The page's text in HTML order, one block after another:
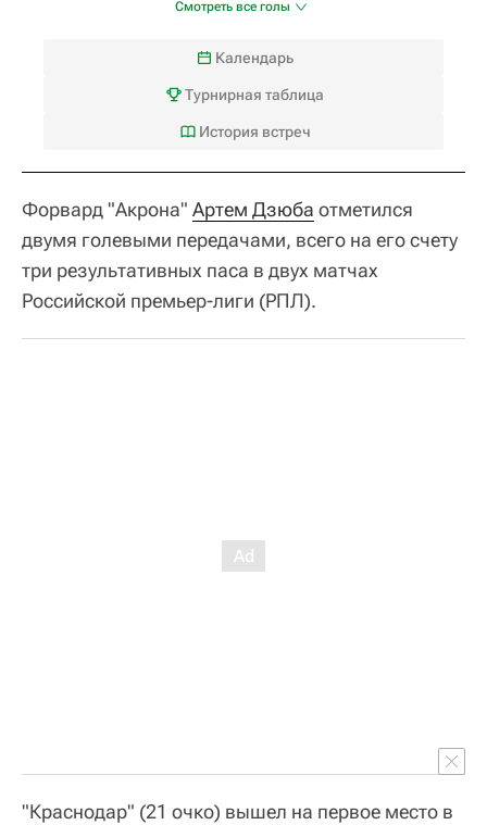
Смотреть все голы
Календарь
Турнирная таблица
История встреч
Форвард "Акрона" Артем Дзюба отметился
двумя голевыми передачами, всего на его счету
три результативных паса в двух матчах
Российской премьер-лиги (РПЛ).
"Краснодар" (21 очко) вышел на первое место в